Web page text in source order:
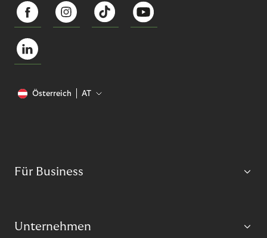
Österreich AT
Für Business
Unternehmen